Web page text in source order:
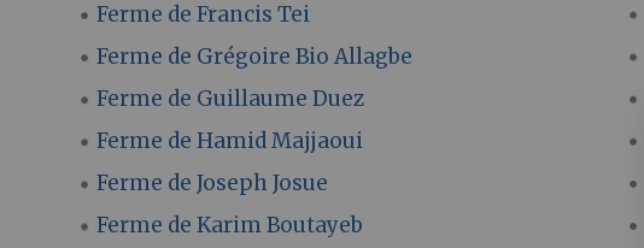
Ferme de Francis Tei
Ferme de Grégoire Bio Allagbe
Ferme de Guillaume Duez
Ferme de Hamid Majjaoui
Ferme de Joseph Josue
Ferme de Karim Boutayeb